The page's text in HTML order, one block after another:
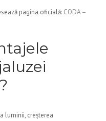
pagina oficială: CODA –
luminii, creșterea